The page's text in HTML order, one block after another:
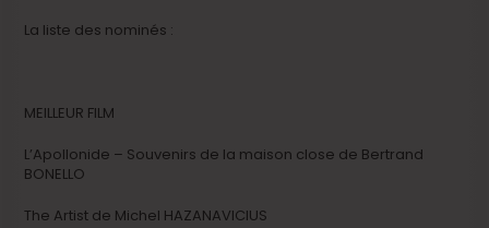
La liste des nominés :
MEILLEUR FILM
L’Apollonide – Souvenirs de la maison close de Bertrand
BONELLO
The Artist de Michel HAZANAVICIUS